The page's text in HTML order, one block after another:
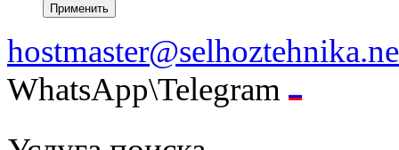
WhatsApp\Telegram